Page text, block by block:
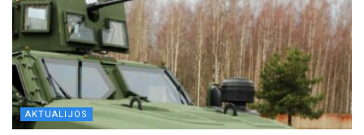
AKTUALIJOS